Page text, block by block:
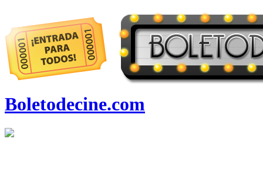
Boletodecine.com